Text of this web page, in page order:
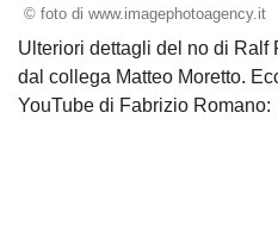
© foto di www.imagephotoagency.it
Ulteriori dettagli del no di Ralf
dal collega Matteo Moretto.
YouTube di Fabrizio Romano: